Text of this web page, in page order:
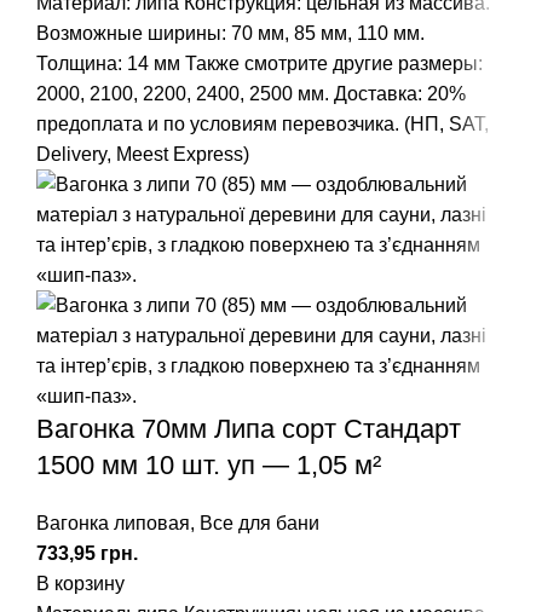
Возможные ширины: 70 мм, 85 мм, 110 мм.
Толщина: 14 мм Также смотрите другие размеры:
2000, 2100, 2200, 2400, 2500 мм. Доставка: 20%
предоплата и по условиям перевозчика. (НП, SAT,
Delivery, Meest Express)
Вагонка 70мм Липа сорт Стандарт
1500 мм 10 шт. уп — 1,05 м²
Вагонка липовая, Все для бани
грн.
В корзину